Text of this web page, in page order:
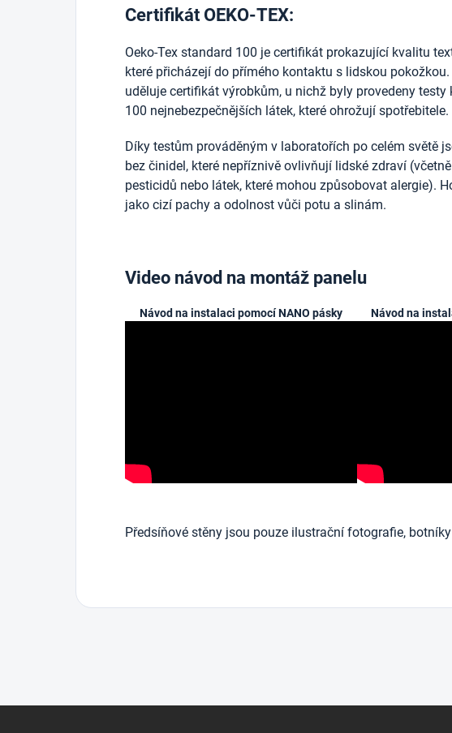
Certifikát OEKO-TEX:
Oeko-Tex standard 100 je certifikát prokazující kvalitu
které přicházejí do přímého kontaktu s lidskou pokožkou.
uděluje certifikát výrobkům, u nichž byly provedeny testy
100 nejnebezpečnějších látek, které ohrožují spotřebitele.
Díky testům prováděným v laboratořích po celém světě
bez činidel, které nepříznivě ovlivňují lidské zdraví
pesticidů nebo látek, které mohou způsobovat alergie).
jako cizí pachy a odolnost vůči potu a slinám.
Video návod na montáž panelu
Návod na instalaci pomocí NANO pásky Návod na
Předsíňové stěny jsou pouze ilustrační fotografie,